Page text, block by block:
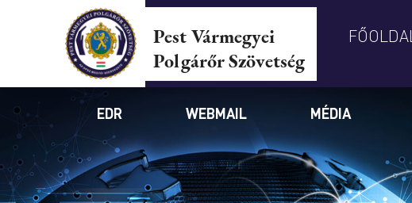
Pest Vármegyei
Polgárőr Szövetség
FŐOLDAL
EDR WEBMAIL MÉDIA